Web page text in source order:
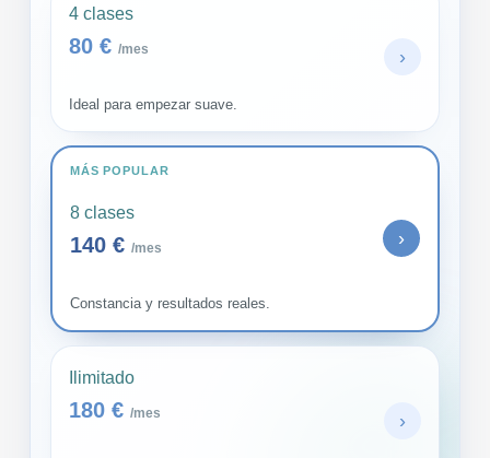
4 clases
80 € /mes
Ideal para empezar suave.
›
MÁS POPULAR
8 clases
140 € /mes
Constancia y resultados reales.
›
Ilimitado
180 € /mes ›